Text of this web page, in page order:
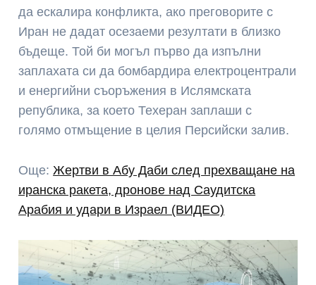
да ескалира конфликта, ако преговорите с
Иран не дадат осезаеми резултати в близко
бъдеще. Той би могъл първо да изпълни
заплахата си да бомбардира електроцентрали
и енергийни съоръжения в Ислямската
република, за което Техеран заплаши с
голямо отмъщение в целия Персийски залив.
Още: Жертви в Абу Даби след прехващане на
иранска ракета, дронове над Саудитска
Арабия и удари в Израел (ВИДЕО)